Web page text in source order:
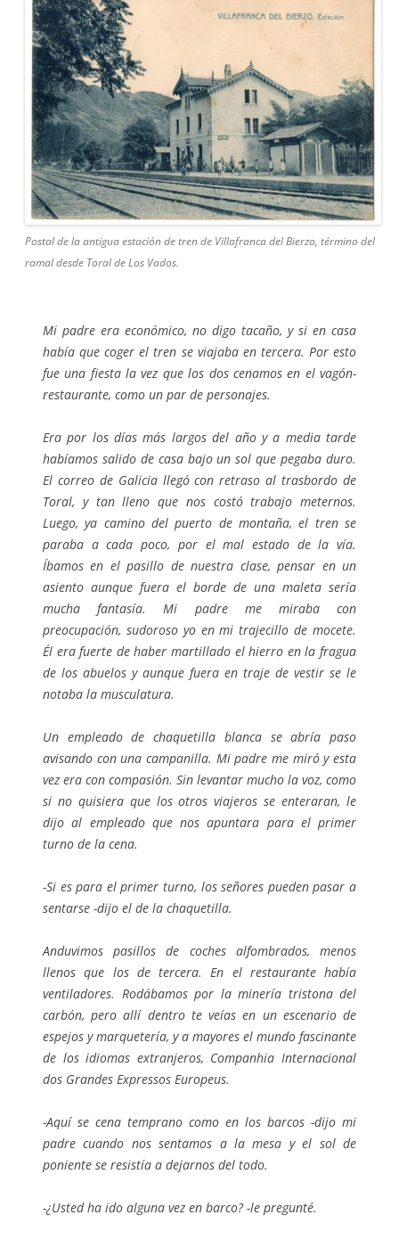
Postal de la antigua estación de tren de Villafranca del Bierzo, término del
ramal desde Toral de Los Vados.
Mi padre era económico, no digo tacaño, y si en casa
había que coger el tren se viajaba en tercera. Por esto
fue una fiesta la vez que los dos cenamos en el vagón-
restaurante, como un par de personajes.
Era por los días más largos del año y a media tarde
habíamos salido de casa bajo un sol que pegaba duro.
El correo de Galicia llegó con retraso al trasbordo de
Toral, y tan lleno que nos costó trabajo meternos.
Luego, ya camino del puerto de montaña, el tren se
paraba a cada poco, por el mal estado de la vía.
Íbamos en el pasillo de nuestra clase, pensar en un
asiento aunque fuera el borde de una maleta sería
mucha fantasía. Mi padre me miraba con
preocupación, sudoroso yo en mi trajecillo de mocete.
Él era fuerte de haber martillado el hierro en la fragua
de los abuelos y aunque fuera en traje de vestir se le
notaba la musculatura.
Un empleado de chaquetilla blanca se abría paso
avisando con una campanilla. Mi padre me miró y esta
vez era con compasión. Sin levantar mucho la voz, como
si no quisiera que los otros viajeros se enteraran, le
dijo al empleado que nos apuntara para el primer
turno de la cena.
-Si es para el primer turno, los señores pueden pasar a
sentarse -dijo el de la chaquetilla.
Anduvimos pasillos de coches alfombrados, menos
llenos que los de tercera. En el restaurante había
ventiladores. Rodábamos por la minería tristona del
carbón, pero allí dentro te veías en un escenario de
espejos y marquetería, y a mayores el mundo fascinante
de los idiomas extranjeros, Companhia Internacional
dos Grandes Expressos Europeus.
-Aquí se cena temprano como en los barcos -dijo mi
padre cuando nos sentamos a la mesa y el sol de
poniente se resistía a dejarnos del todo.
-¿Usted ha ido alguna vez en barco? -le pregunté.